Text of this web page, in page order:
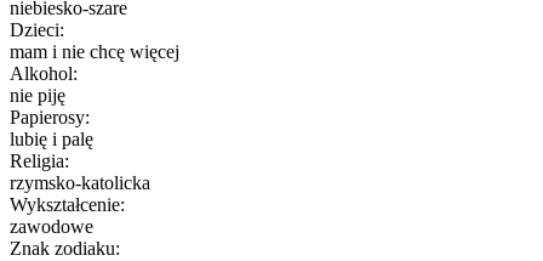
niebiesko-szare
Dzieci:
mam i nie chcę więcej
Alkohol:
nie piję
Papierosy:
lubię i palę
Religia:
rzymsko-katolicka
Wykształcenie:
zawodowe
Znak zodiaku: